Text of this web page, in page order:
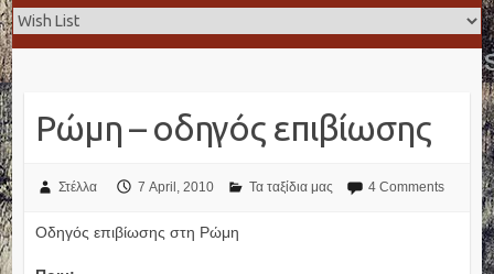
Ρώμη – οδηγός επιβίωσης
Στέλλα 7 April, 2010 Τα ταξίδια μας 4 Comments
Οδηγός επιβίωσης στη Ρώμη